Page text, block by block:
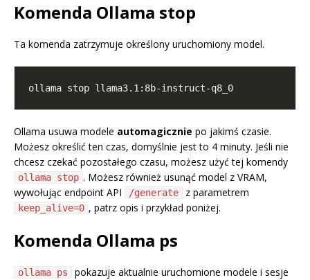
Komenda Ollama stop
Ta komenda zatrzymuje określony uruchomiony model.
Ollama usuwa modele automagicznie po jakimś czasie.
Możesz określić ten czas, domyślnie jest to 4 minuty. Jeśli nie
chcesz czekać pozostałego czasu, możesz użyć tej komendy
ollama stop . Możesz również usunąć model z VRAM,
wywołując endpoint API
/generate z parametrem
keep_alive=0 , patrz opis i przykład poniżej.
Komenda Ollama ps
ollama ps
pokazuje aktualnie uruchomione modele i sesje